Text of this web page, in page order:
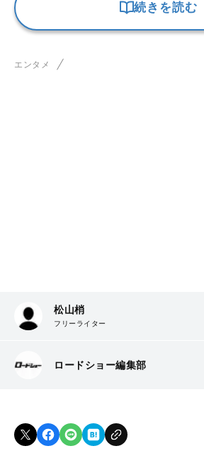
続きを読む
エンタメ
松山梢
フリーライター
ロードショー編集部